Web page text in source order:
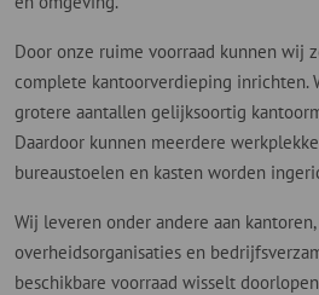
Door onze ruime voorraad kunnen wij
complete kantoorverdieping inrichten.
grotere aantallen gelijksoortig
Daardoor kunnen meerdere
bureaustoelen en kasten worden
Wij leveren onder andere aan
overheidsorganisaties en
beschikbare voorraad wisselt